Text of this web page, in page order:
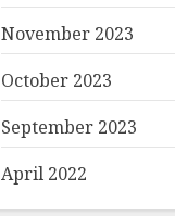
November 2023
October 2023
September 2023
April 2022